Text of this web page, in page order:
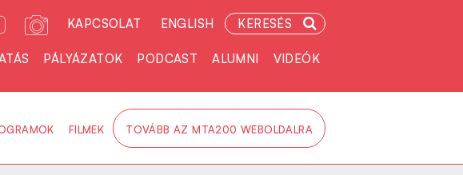
KAPCSOLAT ENGLISH KERESÉS
PÁLYÁZATOK PODCAST ALUMNI VIDEÓK
FILMEK TOVÁBB AZ MTA200 WEBOLDALRA